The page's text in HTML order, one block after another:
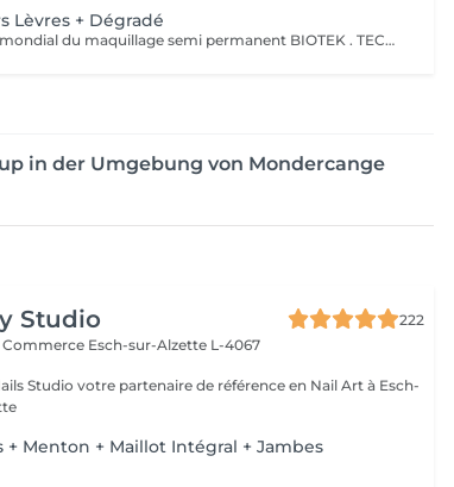
Lèvres + Dégradé
Le leader mondial du maquillage semi permanent BIOTEK . TECHNIQUE sourcils effet ombré poudré très naturel, travailler avec des différentes aiguilles et plusieurs pigments pour réaliser cet effet. 50 à 60% des pigments s'estompent après cicatrisation . Avec une retouche comprise après 1 mois . IMPORTANT: Dans le cas où la prestation du maquillage semi permanent précédente était effectuée par un autre prestataire du service, la prestation chez Mymeili sera facturée au tarif complet. Annulation 48h avant la date du rendez-vous merci
in der Umgebung von Mondercange
Studio
222
Commerce Esch-sur-Alzette L-4067
Studio votre partenaire de référence en Nail Art à Esch-
+ Menton + Maillot Intégral + Jambes